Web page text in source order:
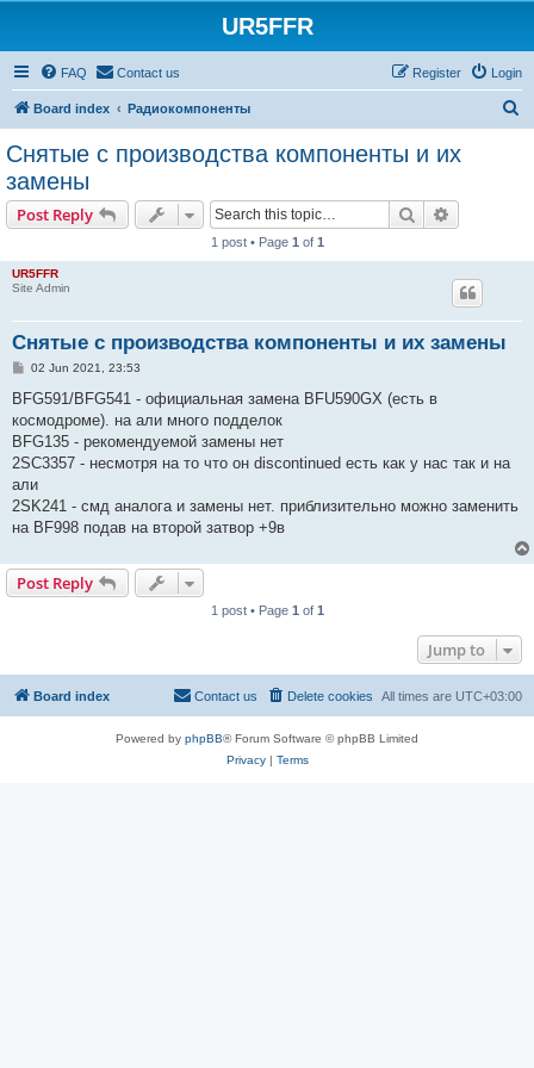
UR5FFR
FAQ Contact us Login
Register
Board index Радиокомпоненты
Снятые с производства компоненты и их
замены
Post Reply Search
1 post • Page 1 of 1
UR5FFR
Site Admin
Снятые с производства компоненты и их замены
P
s
02 Jun 2021, 23:53
BFG591/BFG541 - официальная замена BFU590GX (есть в
космодроме). на али много подделок
BFG135 - рекомендуемой замены нет
2SC3357 - несмотря на то что он discontinued есть как у нас так и на
али
2SK241 - смд аналога и замены нет. приблизительно можно заменить
на BF998 подав на второй затвор +9в
Post Reply
1 post • Page 1 of 1
Jump to
Board index All times are UTC+03:00
Delete cookies
Contact us
Powered by phpBB® Forum Software © phpBB Limited
Privacy| Terms